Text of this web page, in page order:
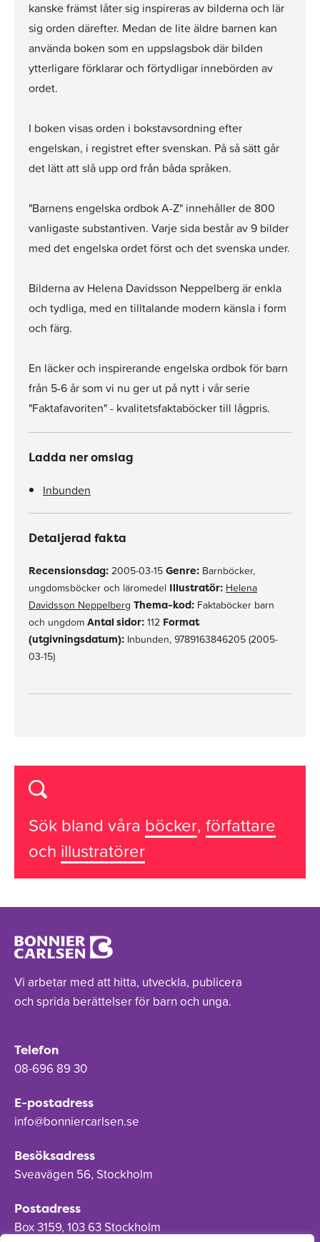
kanske främst låter sig inspireras av bilderna och lär
sig orden därefter. Medan de lite äldre barnen kan
använda boken som en uppslagsbok där bilden
ytterligare förklarar och förtydligar innebörden av
ordet.
I boken visas orden i bokstavsordning efter
engelskan, i registret efter svenskan. På så sätt går
det lätt att slå upp ord från båda språken.
"Barnens engelska ordbok A-Z" innehåller de 800
vanligaste substantiven. Varje sida består av 9 bilder
med det engelska ordet först och det svenska under.
Bilderna av Helena Davidsson Neppelberg är enkla
och tydliga, med en tilltalande modern känsla i form
och färg.
En läcker och inspirerande engelska ordbok för barn
från 5-6 år som vi nu ger ut på nytt i vår serie
"Faktafavoriten" - kvalitetsfaktaböcker till lågpris.
Ladda ner omslag
Inbunden
Detaljerad fakta
Recensionsdag: 2005-03-15 Genre: Barnböcker,
ungdomsböcker och läromedel Illustratör: Helena
Davidsson Neppelberg Thema-kod: Faktaböcker barn
och ungdom Antal sidor: 112 Format
(utgivningsdatum): Inbunden, 9789163846205 (2005-
03-15)
Sök bland våra böcker, författare
och illustratörer
Vi arbetar med att hitta, utveckla, publicera
och sprida berättelser för barn och unga.
Telefon
08-696 89 30
E-postadress
info@bonniercarlsen.se
Besöksadress
Sveavägen 56, Stockholm
Postadress
Box 3159, 103 63 Stockholm